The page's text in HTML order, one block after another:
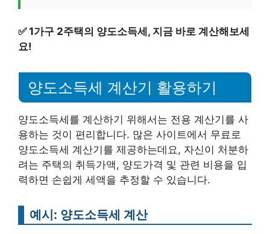
✅1가구 2주택의 양도소득세, 지금 바로 계산해보세
요!
양도소득세 계산기 활용하기
양도소득세를 계산하기 위해서는 전용 계산기를 사
용하는 것이 편리합니다. 많은 사이트에서 무료로
양도소득세 계산기를 제공하는데요, 자신이 처분하
려는 주택의 취득가액, 양도가격 및 관련 비용을 입
력하면 손쉽게 세액을 추정할 수 있습니다.
예시: 양도소득세 계산